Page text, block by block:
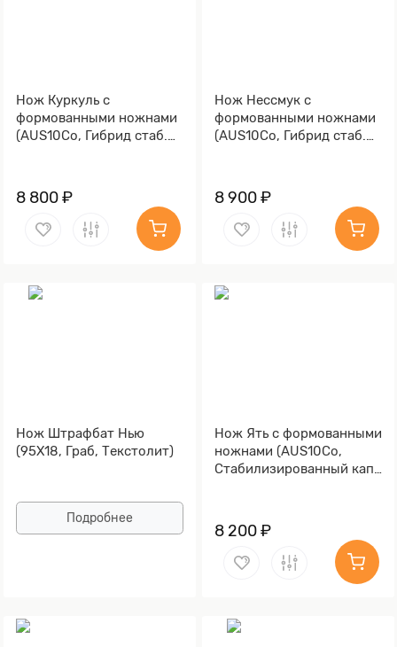
Нож Куркуль с
формованными ножнами
(AUS10Co, Гибрид стаб.
8 800 ₽
Нож Нессмук с
формованными ножнами
(AUS10Co, Гибрид стаб.
8 900 ₽
Нож Штрафбат Нью
(95Х18, Граб, Текстолит)
Подробнее
Нож Ять с формованными
ножнами (AUS10Co,
Стабилизированный кап
8 200 ₽